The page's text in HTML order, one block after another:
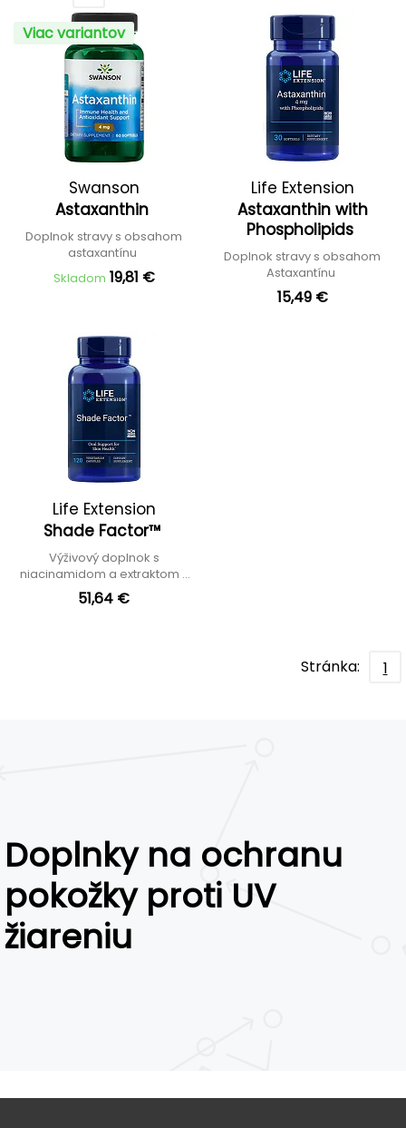
Viac variantov
Swanson
Astaxanthin
Doplnok stravy s obsahom
astaxantínu
Skladom 19,81 €
Life Extension
Astaxanthin with
Phospholipids
Doplnok stravy s obsahom
Astaxantínu
15,49 €
Life Extension
Shade Factor™
Výživový doplnok s
niacinamidom a extraktom z
paprade
51,64 €
Stránka: 1
Doplnky na ochranu
pokožky proti UV
žiareniu